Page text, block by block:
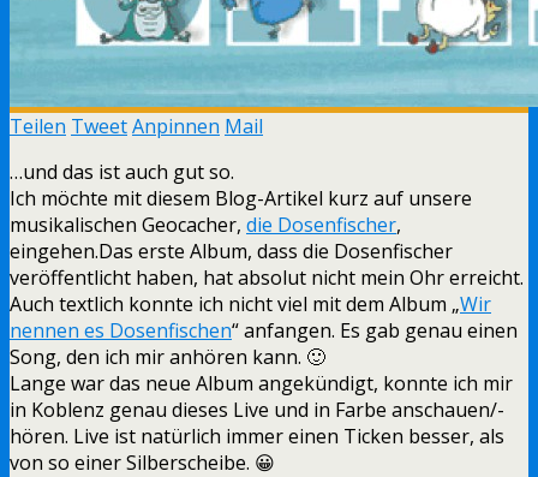
Teilen TweetAnpinnen Mail
…und das ist auch gut so.
Ich möchte mit diesem Blog-Artikel kurz auf unsere
musikalischen Geocacher, die Dosenfischer,
eingehen.Das erste Album, dass die Dosenfischer
veröffentlicht haben, hat absolut nicht mein Ohr erreicht.
Auch textlich konnte ich nicht viel mit dem Album „Wir
nennen es Dosenfischen“ anfangen. Es gab genau einen
Song, den ich mir anhören kann. 🙂
Lange war das neue Album angekündigt, konnte ich mir
in Koblenz genau dieses Live und in Farbe anschauen/-
hören. Live ist natürlich immer einen Ticken besser, als
von so einer Silberscheibe. 😀